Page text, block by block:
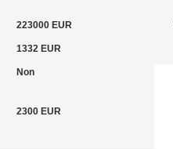
223000 EUR
1332 EUR
Non
2300 EUR